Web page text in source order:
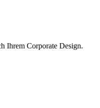
Ihrem Corporate Design.